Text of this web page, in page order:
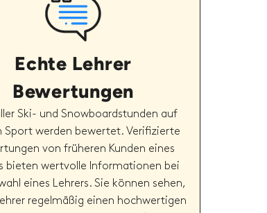
Echte Lehrer
Bewertungen
Ski- und Snowboardstunden auf
Sport werden bewertet. Verifizierte
von früheren Kunden eines
bieten wertvolle Informationen bei
eines Lehrers. Sie können sehen,
regelmäßig einen hochwertigen